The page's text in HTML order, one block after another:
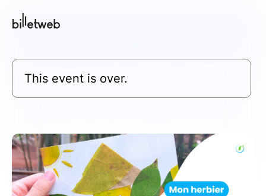
This event is over.